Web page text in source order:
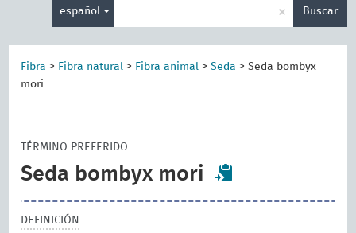
español × Buscar
Fibra > Fibra natural > Fibra animal >Seda >Seda bombyx
mori
TÉRMINO PREFERIDO
Seda bombyx mori
DEFINICIÓN